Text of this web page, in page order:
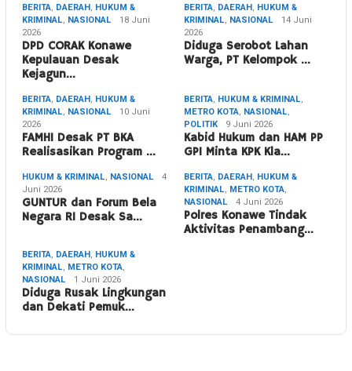
BERITA, DAERAH, HUKUM &
KRIMINAL, NASIONAL
18 Juni
2026
DPD CORAK Konawe
Kepulauan Desak
Kejagun…
BERITA, DAERAH, HUKUM &
KRIMINAL, NASIONAL
14 Juni
2026
Diduga Serobot Lahan
Warga, PT Kelompok …
BERITA, DAERAH, HUKUM &
KRIMINAL, NASIONAL
10 Juni
2026
FAMHI Desak PT BKA
Realisasikan Program …
BERITA, HUKUM & KRIMINAL,
METRO KOTA, NASIONAL,
POLITIK
9 Juni 2026
Kabid Hukum dan HAM PP
GPI Minta KPK Kla…
HUKUM & KRIMINAL, NASIONAL
4
Juni 2026
GUNTUR dan Forum Bela
Negara RI Desak Sa…
BERITA, DAERAH, HUKUM &
KRIMINAL, METRO KOTA,
NASIONAL
4 Juni 2026
Polres Konawe Tindak
Aktivitas Penambang…
BERITA, DAERAH, HUKUM &
KRIMINAL, METRO KOTA,
NASIONAL
1 Juni 2026
Diduga Rusak Lingkungan
dan Dekati Pemuk…